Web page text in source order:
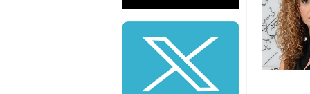
משקיעות ומפתחות
באותם תחומים -כאן
שלמה פילבר (עד
לאחרונה מנכ"ל משרד
התקשורת) - עד
מדינה? הצחקתם